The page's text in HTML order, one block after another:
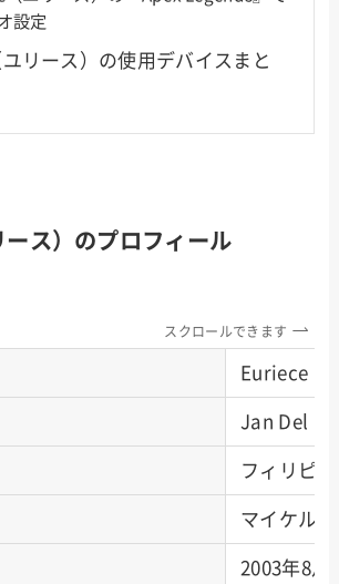
設定
リース）の使用デバイスまと
ス）のプロフィール
スクロールできます
Euriece（
Jan Del
フィリピ
マイケル
2003年8月